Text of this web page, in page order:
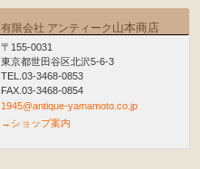
有限会社 アンティーク 山本商店
〒155-0031
東京都世田谷区北沢5-6-3
TEL.03-3468-0853
FAX.03-3468-0854
1945@antique-yamamoto.co.jp
→ショップ案内